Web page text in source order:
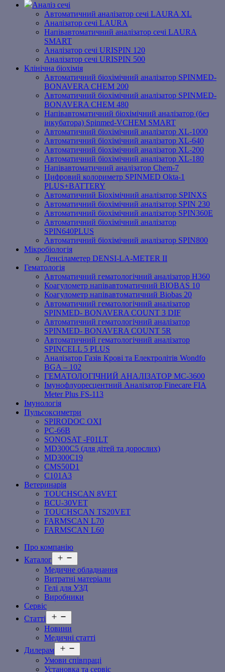
Аналіз сечі
Автоматичний аналізатор сечі LAURA XL
Аналізатор сечі LAURA
Напівавтоматичний аналізатор сечі LAURA
SMART
Аналізатор сечі URISPIN 120
Аналізатор сечі URISPIN 500
Клінічна біохімія
Автоматичний біохімічний аналізатор SPINMED-
BONAVERA CHEM 200
Автоматичний біохімічний аналізатор SPINMED-
BONAVERA CHEM 480
Напівавтоматичний біохімічний аналізатор (без
інкубатора) Spinmed-VCHEM SMART
Автоматичний біохімічний аналізатор XL-1000
Автоматичний біохімічний аналізатор XL-640
Автоматичний біохімічний аналізатор XL-200
Автоматичний біохімічний аналізатор XL-180
Напівавтоматичний аналізатор Chem-7
Цифровий колориметр SPINMED Okta-1
PLUS+BATTERY
Автоматичний Біохімічний аналізатор SPINXS
Автоматичний біохімічний аналізатор SPIN 230
Автоматичний біохімічний аналізатор SPIN360E
Автоматичний біохімічний аналізатор
SPIN640PLUS
Автоматичний біохімічний аналізатор SPIN800
Мікробіологія
Денсіламетер DENSI-LA-METER ІІ
Гематологія
Автоматичний гематологічний аналізатор Н360
Коагулометр напівавтоматичний BIOBAS 10
Коагулометр напівавтоматичний Biobas 20
Автоматичний гематологічний аналізатор
SPINMED- BONAVERA COUNT 3 DIF
Автоматичний гематологічний аналізатор
SPINMED- BONAVERA COUNT 5R
Автоматичний гематологічний аналізатор
SPINCELL 5 PLUS
Аналізатор Газів Крові та Електролітів Wondfo
BGA – 102
ГЕМАТОЛОГІЧНИЙ АНАЛІЗАТОР MC-3600
Імунофлуоресцентний Аналізатор Finecare FIA
Meter Plus FS-113
Імунологія
Пульсоксиметри
SPIRODOC OXI
PC-66B
SONOSAT -F01LT
MD300C5 (для дітей та дорослих)
MD300C19
СMS50D1
С101A3
Ветеринарія
TOUCHSCAN 8VET
BCU-30VET
TOUCHSCAN TS20VET
FARMSCAN L70
FARMSCAN L60
Про компанію
Каталог
меню
Медичне обладнання
Витратні матеріали
Гелі для УЗД
Виробники
Сервіс
Статті
меню
Новини
Медичні статті
Дилерам
меню
Умови співпраці
Установка та сервіс